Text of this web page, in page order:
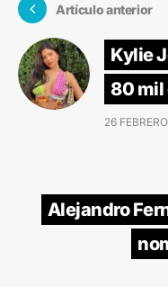
Artículo anterior
Kylie
80 mil
26
Alejandro